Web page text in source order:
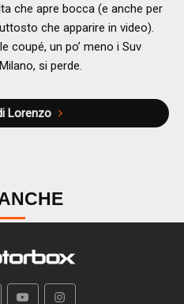
che apre bocca (e anche per
che apparire in video).
coupé, un po’ meno i Suv
si perde.
Lorenzo